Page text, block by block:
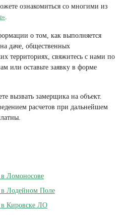
ознакомиться со многими из
о том, как выполняется
даче, общественных
территориях, свяжитесь с нами по
или оставьте заявку в форме
вызвать замерщика на объект.
расчетов при дальнейшем
в Ломоносове
в Лодейном Поле
в Кировске ЛО